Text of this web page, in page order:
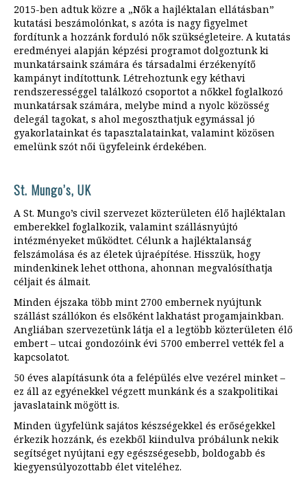
2015-ben adtuk közre a „Nők a hajléktalan ellátásban”
kutatási beszámolónkat, s azóta is nagy figyelmet
fordítunk a hozzánk forduló nők szükségleteire. A kutatás
eredményei alapján képzési programot dolgoztunk ki
munkatársaink számára és társadalmi érzékenyítő
kampányt indítottunk. Létrehoztunk egy kéthavi
rendszerességgel találkozó csoportot a nőkkel foglalkozó
munkatársak számára, melybe mind a nyolc közösség
delegál tagokat, s ahol megoszthatjuk egymással jó
gyakorlatainkat és tapasztalatainkat, valamint közösen
emelünk szót női ügyfeleink érdekében.
St. Mungo’s, UK
A St. Mungo’s civil szervezet közterületen élő hajléktalan
emberekkel foglalkozik, valamint szállásnyújtó
intézményeket működtet. Célunk a hajléktalanság
felszámolása és az életek újraépítése. Hisszük, hogy
mindenkinek lehet otthona, ahonnan megvalósíthatja
céljait és álmait.
Minden éjszaka több mint 2700 embernek nyújtunk
szállást szállókon és elsőként lakhatást progamjainkban.
Angliában szervezetünk látja el a legtöbb közterületen élő
embert – utcai gondozóink évi 5700 emberrel vették fel a
kapcsolatot.
50 éves alapításunk óta a felépülés elve vezérel minket –
ez áll az egyénekkel végzett munkánk és a szakpolitikai
javaslataink mögött is.
Minden ügyfelünk sajátos készségekkel és erőségekkel
érkezik hozzánk, és ezekből kiindulva próbálunk nekik
segítséget nyújtani egy egészségesebb, boldogabb és
kiegyensúlyozottabb élet viteléhez.